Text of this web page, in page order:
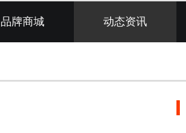
品牌商城 动态资讯